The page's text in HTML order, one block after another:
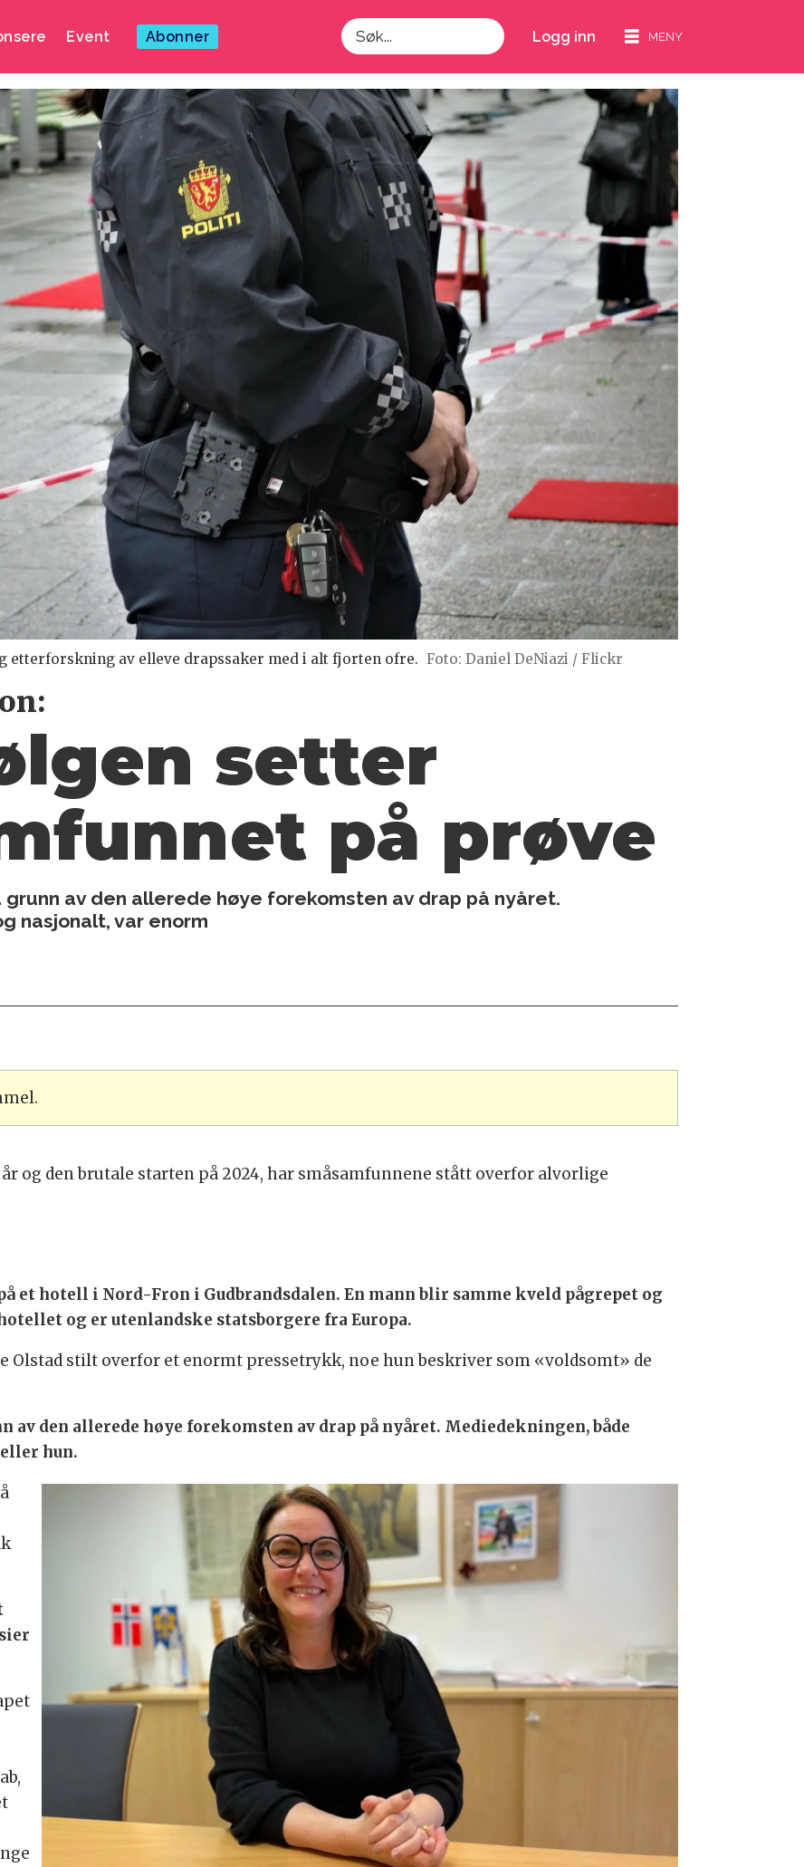
Event Abonner
Søk
Logg inn
etterforskning av elleve drapssaker med i alt fjorten ofre. Foto: Daniel DeNiazi / Flickr
setter
på prøve
av den allerede høye forekomsten av drap på nyåret.
nasjonalt, var enorm
og den brutale starten på 2024, har småsamfunnene stått overfor alvorlige
et hotell i Nord-Fron i Gudbrandsdalen. En mann blir samme kveld pågrepet og
og er utenlandske statsborgere fra Europa.
Olstad stilt overfor et enormt pressetrykk, noe hun beskriver som «voldsomt» de
den allerede høye forekomsten av drap på nyåret. Mediedekningen, både
hun.